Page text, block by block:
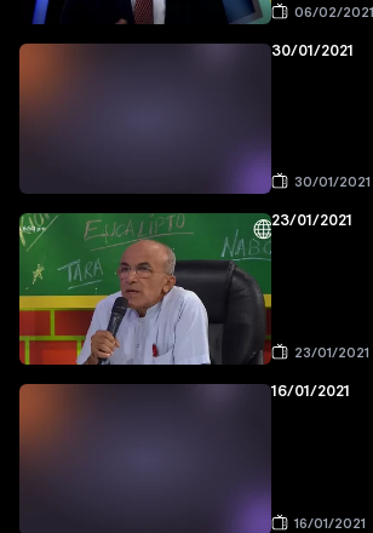
06/02/2021
30/01/2021
30/01/2021
23/01/2021
23/01/2021
16/01/2021
16/01/2021